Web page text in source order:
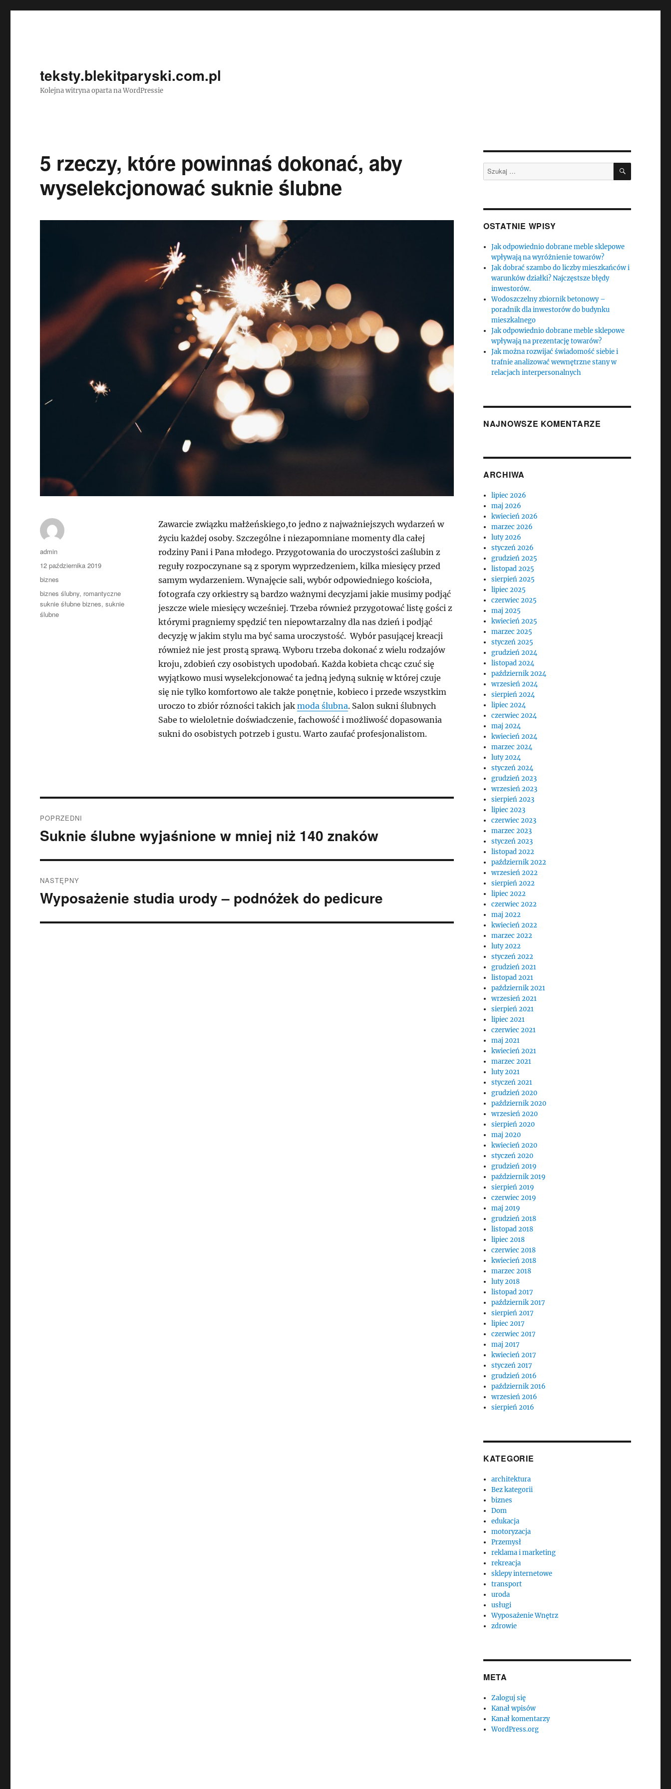
teksty.blekitparyski.com.pl
Kolejna witryna oparta na WordPressie
5 rzeczy, które powinnaś dokonać, aby
wyselekcjonować suknie ślubne
Zawarcie związku małżeńskiego,to jedno z najważniejszych wydarzeń w
życiu każdej osoby. Szczególne i niezapomniane momenty dla całej
rodziny Pani i Pana młodego. Przygotowania do uroczystości zaślubin z
reguły rozpoczynane są z sporym wyprzedzeniem, kilka miesięcy przed
samym wydarzeniem. Wynajęcie sali, wybór odpowiedniego kościoła,
fotografa czy orkiestry są bardzo ważnymi decyzjami jakie musimy podjąć
jeszcze wiele miesięcy wcześniej. Trzeba również przygotować listę gości z
którymi pragniemy spędzić ten niepowtarzalny dla nas dzień i podjąć
decyzję w jakim stylu ma być sama uroczystość. Wybór pasującej kreacji
również nie jest prostą sprawą. Wyboru trzeba dokonać z wielu rodzajów
kroju, zdobień czy osobistych upodobań. Każda kobieta chcąc czuć się
wyjątkowo musi wyselekcjonować ta jedną jedyną suknię w której czuje
się nie tylko komfortowo ale także ponętnie, kobieco i przede wszystkim
uroczo to zbiór rózności takich jak moda ślubna. Salon sukni ślubnych
Sabe to wieloletnie doświadczenie, fachowość i możliwość dopasowania
sukni do osobistych potrzeb i gustu. Warto zaufać profesjonalistom.
Autor
admin
Data
publikacji
12 października 2019
Kategorie
biznes
Tagi
biznes ślubny, romantyczne
suknie śłubne biznes,suknie
ślubne
wpisu
POPRZEDNI
Poprzedni
Suknie ślubne wyjaśnione w mniej niż 140 znaków
NASTĘPNY
Następny
wpis:
Wyposażenie studia urody – podnóżek do pedicure
Szukaj: SZUKAJ
OSTATNIE WPISY
Jak odpowiednio dobrane meble sklepowe
wpływają na wyróżnienie towarów?
Jak dobrać szambo do liczby mieszkańców i
warunków działki? Najczęstsze błędy
inwestorów.
Wodoszczelny zbiornik betonowy –
poradnik dla inwestorów do budynku
mieszkalnego
Jak odpowiednio dobrane meble sklepowe
wpływają na prezentację towarów?
Jak można rozwijać świadomość siebie i
trafnie analizować wewnętrzne stany w
relacjach interpersonalnych
NAJNOWSZE KOMENTARZE
ARCHIWA
lipiec 2026
maj 2026
kwiecień 2026
marzec 2026
luty 2026
styczeń 2026
grudzień 2025
listopad 2025
sierpień 2025
lipiec 2025
czerwiec 2025
maj 2025
kwiecień 2025
marzec 2025
styczeń 2025
grudzień 2024
listopad 2024
październik 2024
wrzesień 2024
sierpień 2024
lipiec 2024
czerwiec 2024
maj 2024
kwiecień 2024
marzec 2024
luty 2024
styczeń 2024
grudzień 2023
wrzesień 2023
sierpień 2023
lipiec 2023
czerwiec 2023
marzec 2023
styczeń 2023
listopad 2022
październik 2022
wrzesień 2022
sierpień 2022
lipiec 2022
czerwiec 2022
maj 2022
kwiecień 2022
marzec 2022
luty 2022
styczeń 2022
grudzień 2021
listopad 2021
październik 2021
wrzesień 2021
sierpień 2021
lipiec 2021
czerwiec 2021
maj 2021
kwiecień 2021
marzec 2021
luty 2021
styczeń 2021
grudzień 2020
październik 2020
wrzesień 2020
sierpień 2020
maj 2020
kwiecień 2020
styczeń 2020
grudzień 2019
październik 2019
sierpień 2019
czerwiec 2019
maj 2019
grudzień 2018
listopad 2018
lipiec 2018
czerwiec 2018
kwiecień 2018
marzec 2018
luty 2018
listopad 2017
październik 2017
sierpień 2017
lipiec 2017
czerwiec 2017
maj 2017
kwiecień 2017
styczeń 2017
grudzień 2016
październik 2016
wrzesień 2016
sierpień 2016
KATEGORIE
architektura
Bez kategorii
biznes
Dom
edukacja
motoryzacja
Przemysł
reklama i marketing
rekreacja
sklepy internetowe
transport
uroda
usługi
Wyposażenie Wnętrz
zdrowie
META
Zaloguj się
Kanał wpisów
Kanał komentarzy
WordPress.org